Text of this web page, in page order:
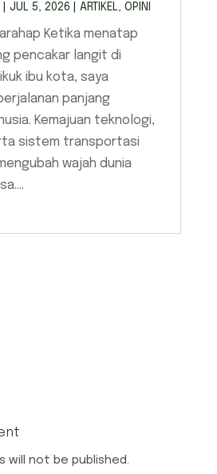
JUL 5, 2026 ARTIKEL, OPINI
Ketika menatap
pencakar langit di
ibu kota, saya
panjang
Kemajuan teknologi,
sistem transportasi
wajah dunia
will not be published.